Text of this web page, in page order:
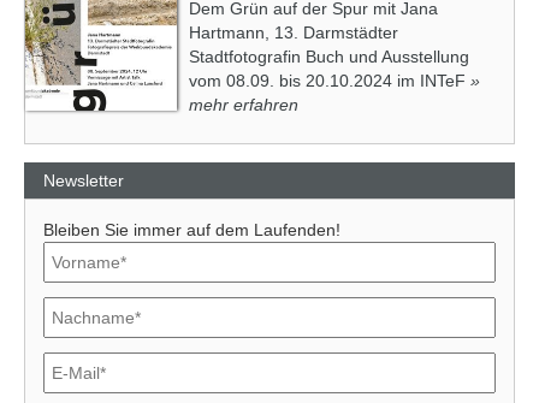
Dem Grün auf der Spur mit Jana
Hartmann, 13. Darmstädter
Stadtfotografin Buch und Ausstellung
vom 08.09. bis 20.10.2024 im INTeF »
mehr erfahren
Newsletter
Bleiben Sie immer auf dem Laufenden!